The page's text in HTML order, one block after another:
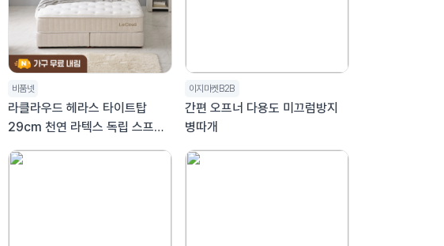
비품넷
라클라우드 헤라스 타이트탑
29cm 천연 라텍스 독립 스프링
호텔 매트리스 라지킹 LK
이지마켓B2B
간편 오프너 다용도 미끄럼방지
병따개